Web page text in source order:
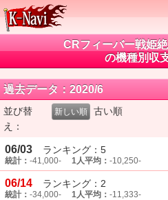
CRフィーバー戦姫
の機種別収
過去データ：2020/6
並び替
え：
新しい順 古い順
06/03 ランキング：5
統計： -41,000- 1人平均： -10,250-
06/14 ランキング：2
統計： -34,000- 1人平均： -11,333-